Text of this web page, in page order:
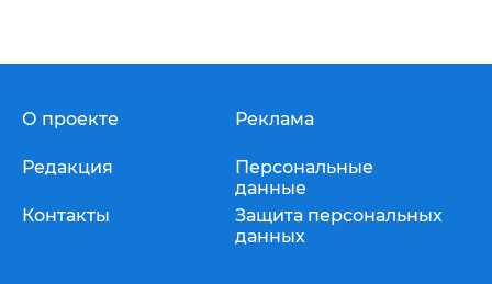
О проекте
Редакция
Контакты
Реклама
Персональные
данные
Защита персональных
данных